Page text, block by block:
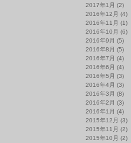
2017年1月 (2)
2016年12月 (4)
2016年11月 (1)
2016年10月 (6)
2016年9月 (5)
2016年8月 (5)
2016年7月 (4)
2016年6月 (4)
2016年5月 (3)
2016年4月 (3)
2016年3月 (8)
2016年2月 (3)
2016年1月 (4)
2015年12月 (3)
2015年11月 (2)
2015年10月 (2)